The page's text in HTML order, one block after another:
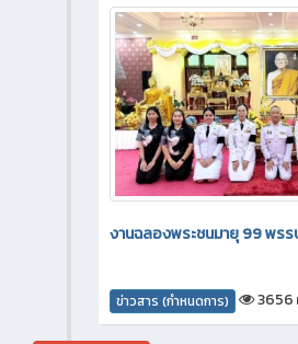
งานฉลองพระชนมายุ 99 พร
ข่าวสาร (กำหนดการ) 3656